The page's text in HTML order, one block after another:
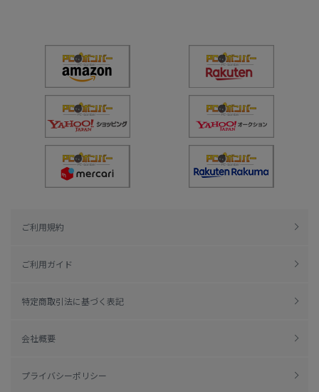
ご利用規約
ご利用ガイド
特定商取引法に基づく表記
会社概要
プライバシーポリシー